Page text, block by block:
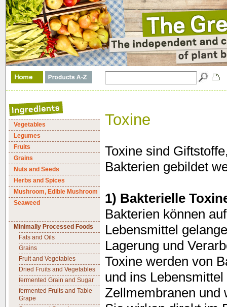
Vegetables
Legumes
Fruits
Grains
Nuts and Seeds
Herbs and Spices
Mushroom, Edible Mushroom
Seaweed
Minimally Processed Foods
Fats and Oils
Grains
Fruit and Vegetables
Dried Fruits and Vegetables
fermented Grain and Sugar
fermented Fruits and Table
Grape
Toxine
Toxine sind
Bakterien gebildet
1) Bakterielle
Bakterien können
Lebensmittel
Lagerung und
Toxine werden von
und ins
Zellmembranen und